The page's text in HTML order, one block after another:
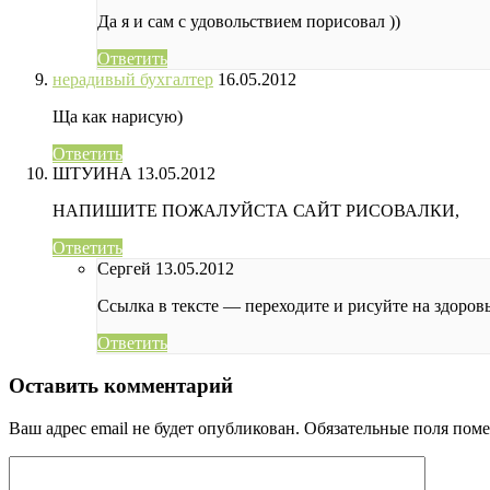
Да я и сам с удовольствием порисовал ))
Ответить
нерадивый бухгалтер 16.05.2012
Ща как нарисую)
Ответить
ШТУИНА 13.05.2012
НАПИШИТЕ ПОЖАЛУЙСТА САЙТ РИСОВАЛКИ,
Ответить
Сергей 13.05.2012
Ссылка в тексте — переходите и рисуйте на
Ответить
Оставить комментарий
Ваш адрес email не будет опубликован. Обязательные поля